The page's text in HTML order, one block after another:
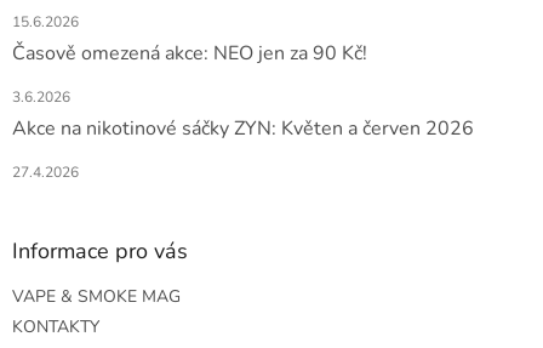
15.6.2026
Časově omezená akce: NEO jen za 90 Kč!
3.6.2026
Akce na nikotinové sáčky ZYN: Květen a červen 2026
27.4.2026
Informace pro vás
VAPE & SMOKE MAG
KONTAKTY